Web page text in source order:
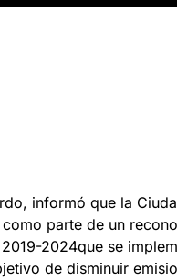
informó que la
parte de un
2024que se
de disminuir